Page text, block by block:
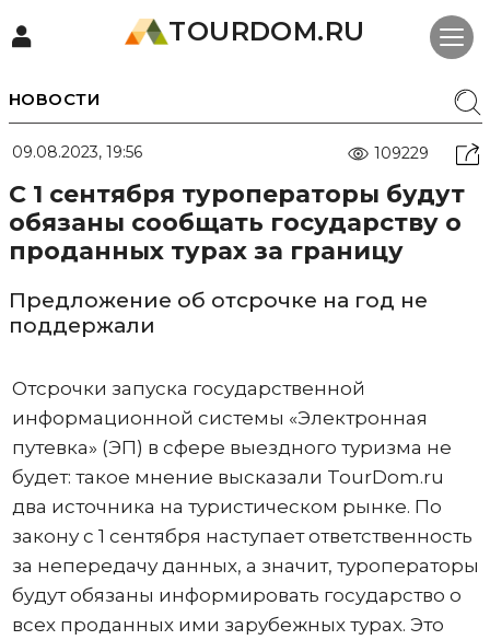
TOURDOM.RU
НОВОСТИ
09.08.2023, 19:56 109229
С 1 сентября туроператоры будут
обязаны сообщать государству о
проданных турах за границу
Предложение об отсрочке на год не
поддержали
Отсрочки запуска государственной
информационной системы «Электронная
путевка» (ЭП) в сфере выездного туризма не
будет: такое мнение высказали TourDom.ru
два источника на туристическом рынке. По
закону с 1 сентября наступает ответственность
за непередачу данных, а значит, туроператоры
будут обязаны информировать государство о
всех проданных ими зарубежных турах. Это